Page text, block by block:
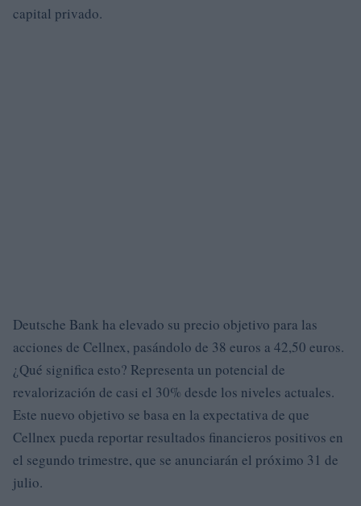
capital privado.
Deutsche Bank ha elevado su precio objetivo para las
acciones de Cellnex, pasándolo de 38 euros a 42,50 euros.
¿Qué significa esto? Representa un potencial de
revalorización de casi el 30% desde los niveles actuales.
Este nuevo objetivo se basa en la expectativa de que
Cellnex pueda reportar resultados financieros positivos en
el segundo trimestre, que se anunciarán el próximo 31 de
julio.